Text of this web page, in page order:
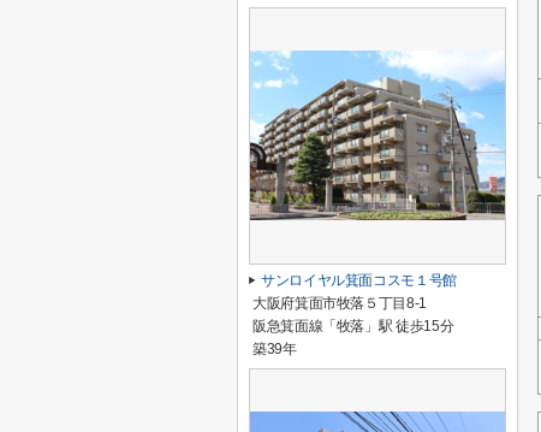
サンロイヤル箕面コスモ１号館
大阪府箕面市牧落５丁目8-1
阪急箕面線「牧落」駅 徒歩15分
築39年